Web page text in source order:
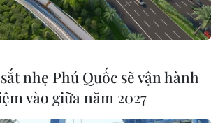
Anh #Đất vi phạm
#Công viên
trường TP. Hà Nội
nhẹ Phú Quốc sẽ vận hành
vào giữa năm 2027